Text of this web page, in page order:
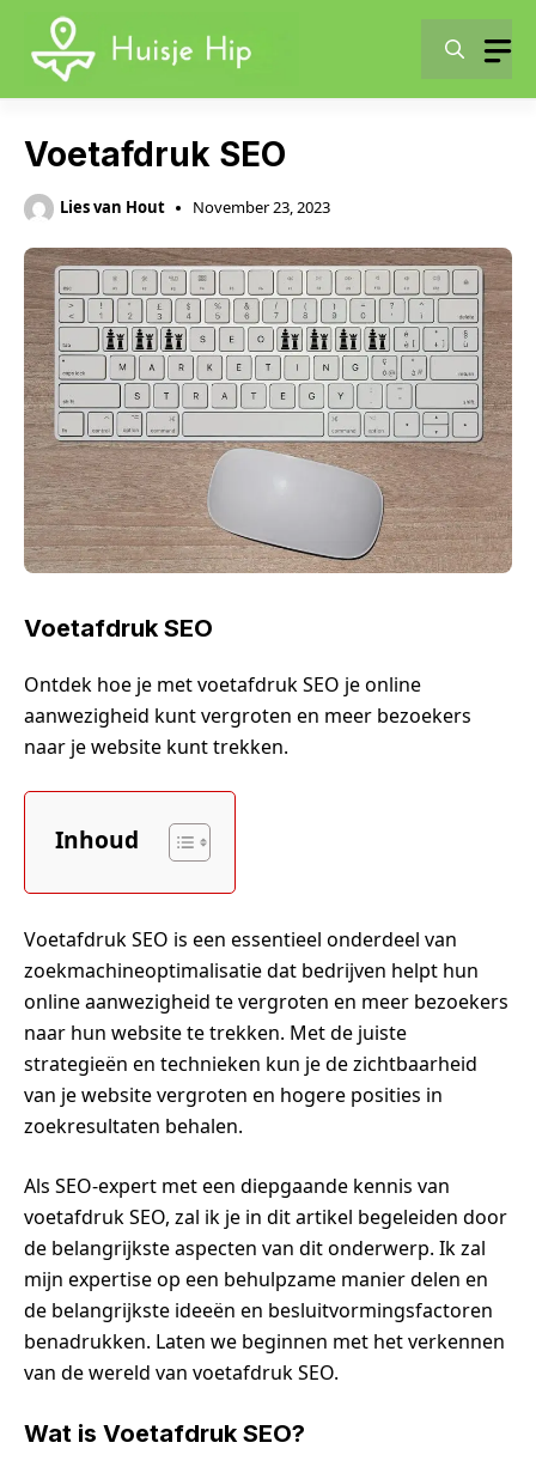
content
Voetafdruk SEO
Lies van Hout November 23, 2023
Voetafdruk SEO
Ontdek hoe je met voetafdruk SEO je online
aanwezigheid kunt vergroten en meer bezoekers
naar je website kunt trekken.
Inhoud
Voetafdruk SEO is een essentieel onderdeel van
zoekmachineoptimalisatie dat bedrijven helpt hun
online aanwezigheid te vergroten en meer bezoekers
naar hun website te trekken. Met de juiste
strategieën en technieken kun je de zichtbaarheid
van je website vergroten en hogere posities in
zoekresultaten behalen.
Als SEO-expert met een diepgaande kennis van
voetafdruk SEO, zal ik je in dit artikel begeleiden door
de belangrijkste aspecten van dit onderwerp. Ik zal
mijn expertise op een behulpzame manier delen en
de belangrijkste ideeën en besluitvormingsfactoren
benadrukken. Laten we beginnen met het verkennen
van de wereld van voetafdruk SEO.
Wat is Voetafdruk SEO?